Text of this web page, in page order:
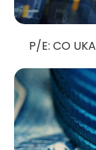
P/E: CO